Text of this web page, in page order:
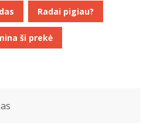
Radai pigiau?
ši prekė